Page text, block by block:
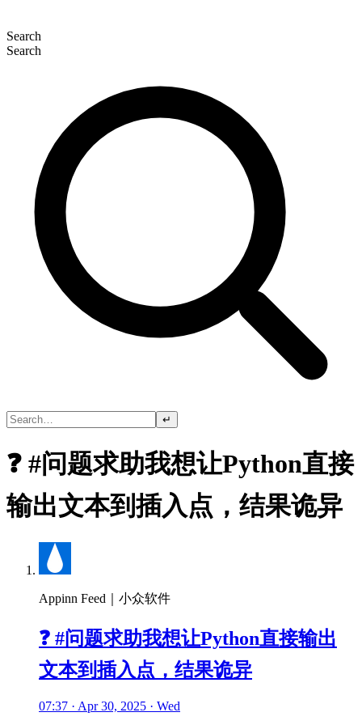
Search
Search
↵
❓ #问题求助我想让Python直接
输出文本到插入点，结果诡异
Appinn Feed｜小众软件
❓ #问题求助我想让Python直接输出
文本到插入点，结果诡异
07:37 · Apr 30, 2025 · Wed